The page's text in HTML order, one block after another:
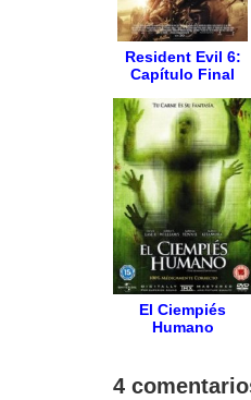
Resident Evil 6:
Capítulo Final
El Ciempiés
Humano
4